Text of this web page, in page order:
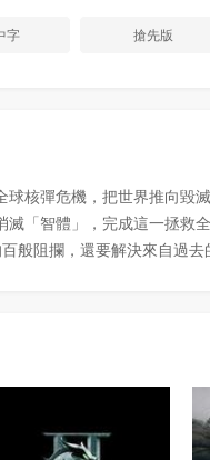
字 搶先版
核彈危機，把世界推向毀
「智體」，完成這一拯救
般阻攔，還要解決來自過